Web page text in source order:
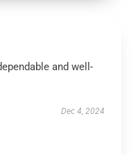
and well-
Dec 4, 2024